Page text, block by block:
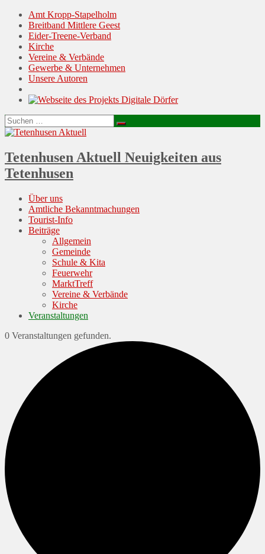
Amt Kropp-Stapelholm
Breitband Mittlere Geest
Eider-Treene-Verband
Kirche
Vereine & Verbände
Gewerbe & Unternehmen
Unsere Autoren
Suchen
nach:
Suchen
Tetenhusen Aktuell Neuigkeiten aus
Tetenhusen
Menu
Skip
content
Über uns
Amtliche Bekanntmachungen
Tourist-Info
Beiträge
Allgemein
Gemeinde
Schule & Kita
Feuerwehr
MarktTreff
Vereine & Verbände
Kirche
Veranstaltungen
0 Veranstaltungen gefunden.